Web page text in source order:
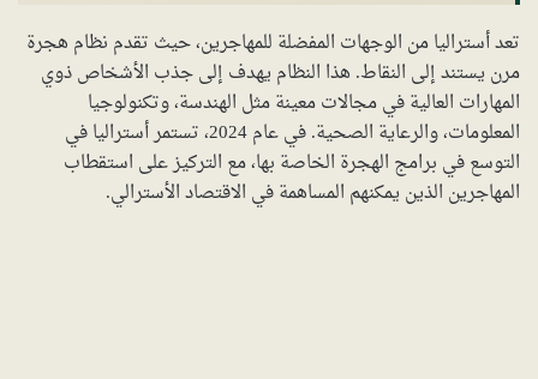
تعد أستراليا من الوجهات المفضلة للمهاجرين، حيث تقدم نظام هجرة
مرن يستند إلى النقاط. هذا النظام يهدف إلى جذب الأشخاص ذوي
المهارات العالية في مجالات معينة مثل الهندسة، وتكنولوجيا
المعلومات، والرعاية الصحية. في عام 2024، تستمر أستراليا في
التوسع في برامج الهجرة الخاصة بها، مع التركيز على استقطاب
المهاجرين الذين يمكنهم المساهمة في الاقتصاد الأسترالي.